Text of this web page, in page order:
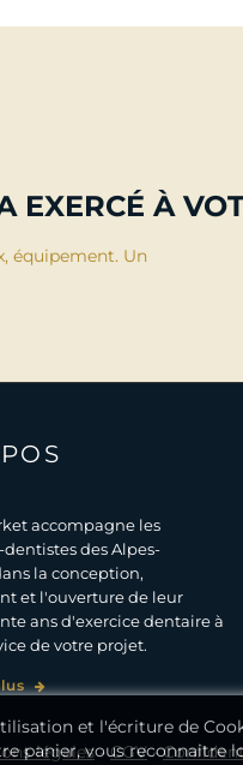
EXERCÉ À
équipement. Un
accompagne les
des Alpes-
la conception,
et l'ouverture de leur
ans d'exercice dentaire à
de votre projet.
et l'écriture de
panier, vous reconnaitre
légales-CGV-